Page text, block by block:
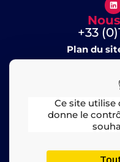
Ce site utilise
donne le
+33
Plan du
– ©